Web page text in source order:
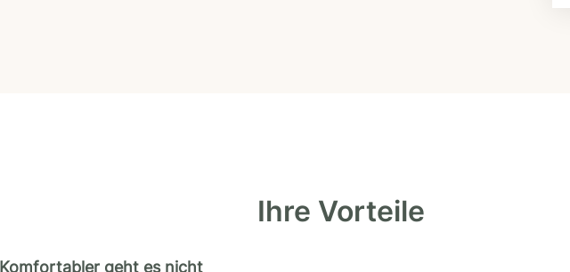
Ihre Vorteile
Komfortabler geht es nicht